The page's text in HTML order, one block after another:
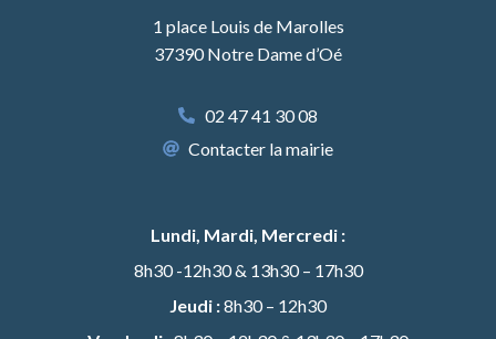
1 place Louis de Marolles
37390 Notre Dame d’Oé
02 47 41 30 08
Contacter la mairie
Lundi, Mardi, Mercredi :
8h30 -12h30 & 13h30 – 17h30
Jeudi :8h30 – 12h30